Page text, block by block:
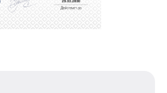
совершенствуемся и